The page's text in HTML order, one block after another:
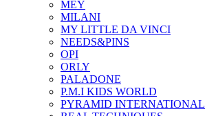
MEY
MILANI
MY LITTLE DA VINCI
NEEDS&PINS
OPI
ORLY
PALADONE
P.M.I KIDS WORLD
PYRAMID INTERNATIONAL